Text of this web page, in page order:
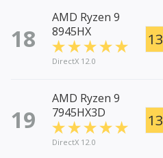
18
AMD Ryzen 9
8945HX
DirectX 12.0
19
AMD Ryzen 9
7945HX3D
DirectX 12.0